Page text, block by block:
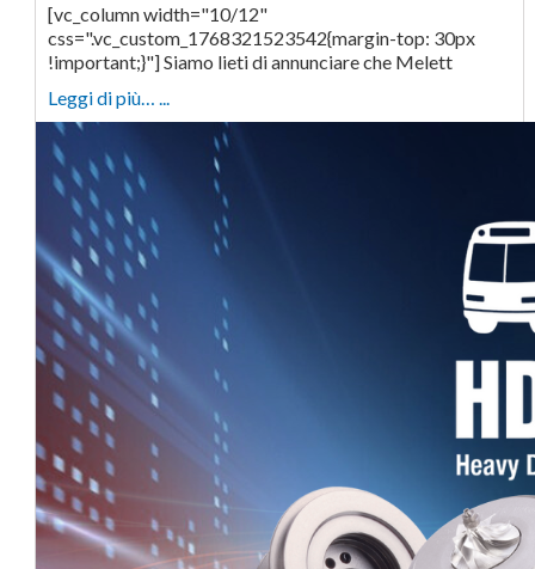
[vc_column width="10/12"
css=".vc_custom_1768321523542{margin-top: 30px
!important;}"] Siamo lieti di annunciare che Melett
Leggi di più… ...